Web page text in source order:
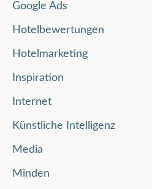
Google Ads
Hotelbewertungen
Hotelmarketing
Inspiration
Internet
Künstliche Intelligenz
Media
Minden